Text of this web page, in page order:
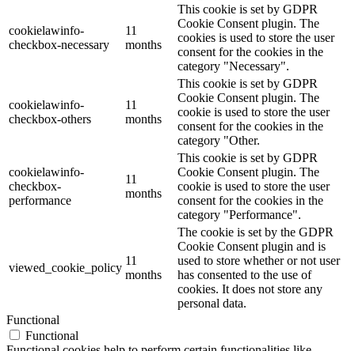
cookielawinfo-
checkbox-necessary
11
months
This cookie is set by GDPR
Cookie Consent plugin. The
cookies is used to store the user
consent for the cookies in the
category "Necessary".
cookielawinfo-
checkbox-others
11
months
This cookie is set by GDPR
Cookie Consent plugin. The
cookie is used to store the user
consent for the cookies in the
category "Other.
cookielawinfo-
checkbox-
performance
11
months
This cookie is set by GDPR
Cookie Consent plugin. The
cookie is used to store the user
consent for the cookies in the
category "Performance".
viewed_cookie_policy
11
months
The cookie is set by the GDPR
Cookie Consent plugin and is
used to store whether or not user
has consented to the use of
cookies. It does not store any
personal data.
Functional
Functional